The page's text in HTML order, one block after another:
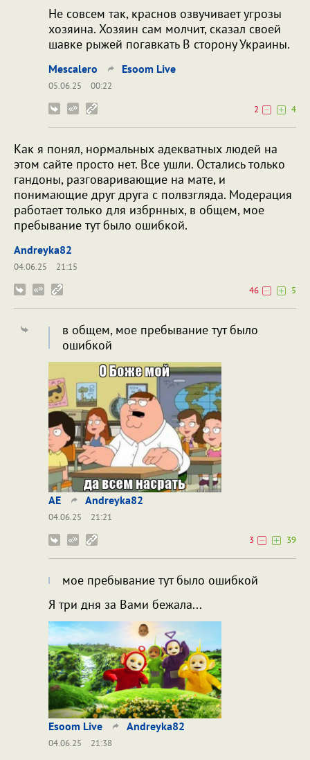
Не совсем так, краснов озвучивает угрозы
хозяина. Хозяин сам молчит, сказал своей
шавке рыжей погавкать В сторону Украины.
Mescalero Esoom Live
05.06.25
00:22
2
4
Как я понял, нормальных адекватных людей на
этом сайте просто нет. Все ушли. Остались только
гандоны, разговаривающие на мате, и
понимающие друг друга с полвзгляда. Модерация
работает только для избрнных, в общем, мое
пребывание тут было ошибкой.
Andreyka82
04.06.25
21:15
46
5
в общем, мое пребывание тут было
ошибкой
AE Andreyka82
04.06.25
21:21
3
39
мое пребывание тут было ошибкой
Я три дня за Вами бежала...
Esoom Live Andreyka82
04.06.25
21:38